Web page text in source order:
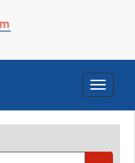
Toggle